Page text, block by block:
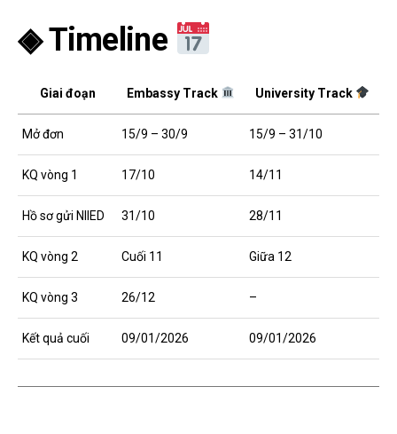
◈ Timeline
Giai đoạn Embassy Track University Track
Mở đơn 15/9 – 30/9 15/9 – 31/10
KQ vòng 1 17/10 14/11
Hồ sơ gửi NIIED 31/10 28/11
KQ vòng 2 Cuối 11 Giữa 12
KQ vòng 3 26/12 –
Kết quả cuối 09/01/2026 09/01/2026